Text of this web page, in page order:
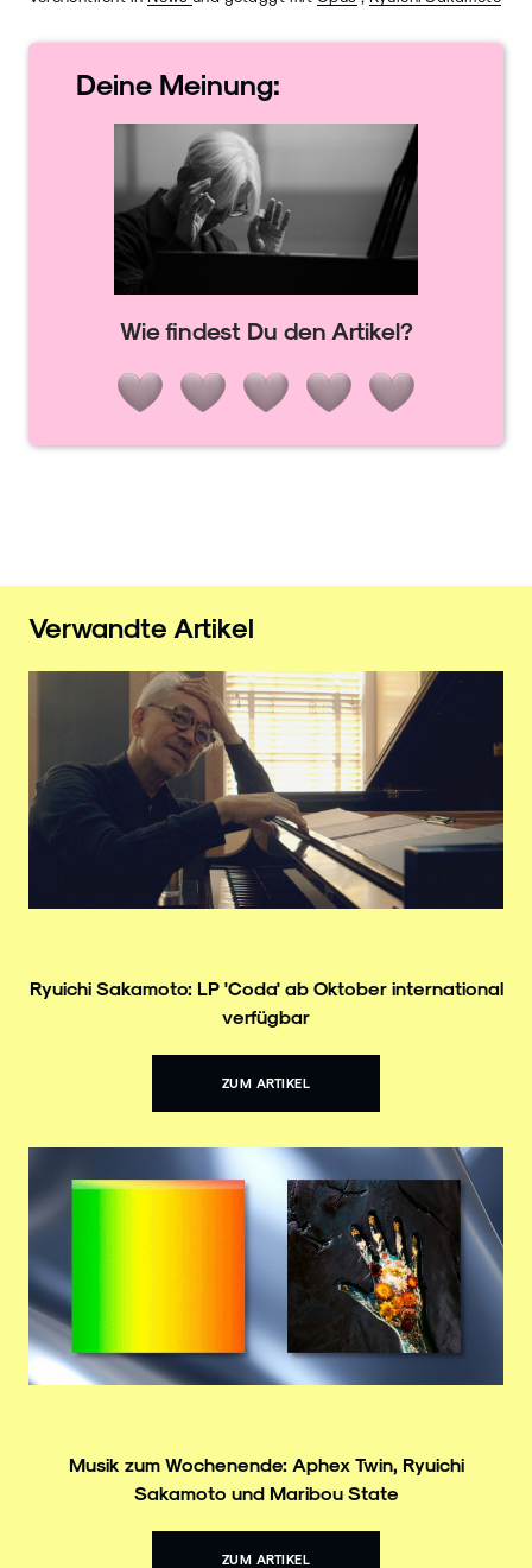
Deine Meinung:
Wie findest Du den Artikel?
Verwandte Artikel
Ryuichi Sakamoto: LP 'Coda' ab Oktober international
verfügbar
ZUM ARTIKEL
Musik zum Wochenende: Aphex Twin, Ryuichi
Sakamoto und Maribou State
ZUM ARTIKEL